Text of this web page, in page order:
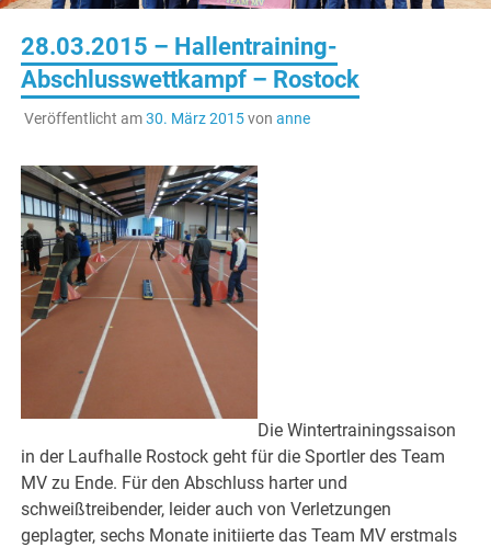
28.03.2015 – Hallentraining-
Abschlusswettkampf – Rostock
Veröffentlicht am30. März 2015von anne
Die Wintertrainingssaison
in der Laufhalle Rostock geht für die Sportler des Team
MV zu Ende. Für den Abschluss harter und
schweißtreibender, leider auch von Verletzungen
geplagter, sechs Monate initiierte das Team MV erstmals